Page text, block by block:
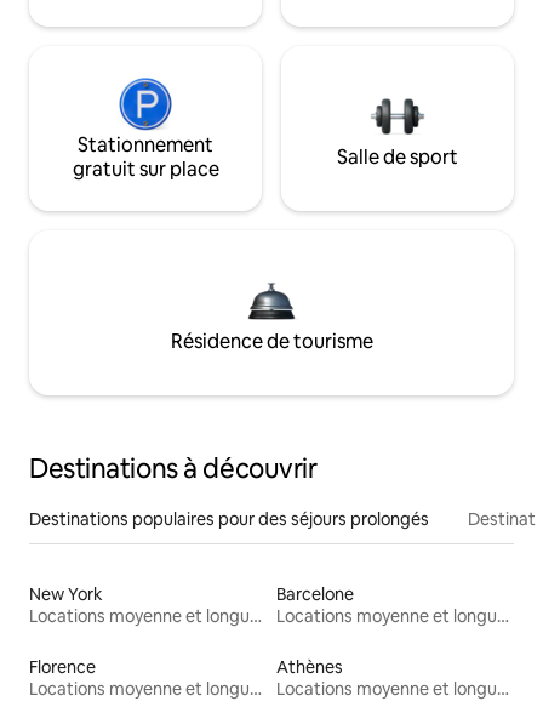
Stationnement
gratuit sur place
Salle de sport
Résidence de tourisme
Destinations à découvrir
Destinations populaires pour des séjours prolongés
New York
Locations moyenne et longue durée
Barcelone
Locations moyenne et longue durée
Florence
Locations moyenne et longue durée
Athènes
Locations moyenne et longue durée